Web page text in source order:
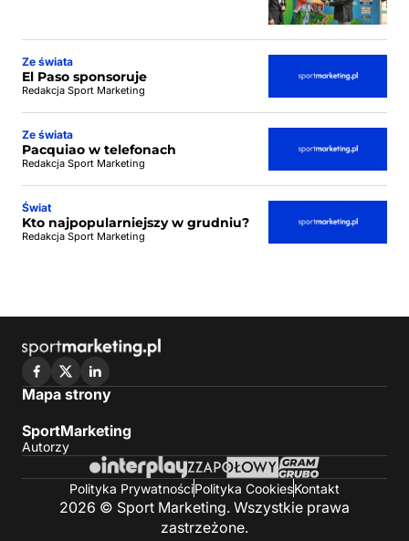
Ze świata
El Paso sponsoruje
Redakcja Sport Marketing
Ze świata
Pacquiao w telefonach
Redakcja Sport Marketing
Świat
Kto najpopularniejszy w grudniu?
Redakcja Sport Marketing
Mapa strony
SportMarketing
Autorzy
Polityka PrywatnościPolityka CookiesKontakt
2026 © Sport Marketing. Wszystkie prawa
zastrzeżone.